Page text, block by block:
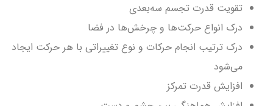
تقویت قدرت تجسم سه‌بعدی
درک انواع حرکت‌ها و چرخش‌ها در فضا
درک ترتیب انجام حرکات و نوع تغییراتی با هر حرکت ایجاد
می‌شود
افزایش قدرت تمرکز